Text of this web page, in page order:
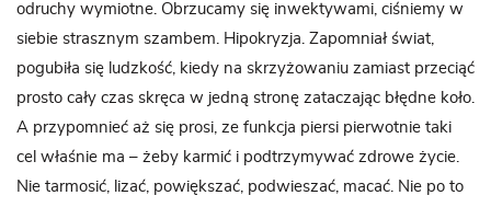
odruchy wymiotne. Obrzucamy się inwektywami, ciśniemy w
siebie strasznym szambem. Hipokryzja. Zapomniał świat,
pogubiła się ludzkość, kiedy na skrzyżowaniu zamiast przeciąć
prosto cały czas skręca w jedną stronę zataczając błędne koło.
A przypomnieć aż się prosi, ze funkcja piersi pierwotnie taki
cel właśnie ma – żeby karmić i podtrzymywać zdrowe życie.
Nie tarmosić, lizać, powiększać, podwieszać, macać. Nie po to